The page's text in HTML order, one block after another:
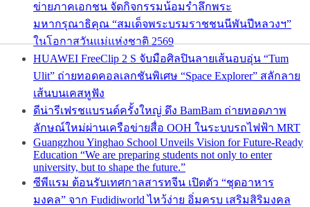
ข่ายภาคเอกชน จัดกิจกรรมน้อมรำลึกพระ
มหากรุณาธิคุณ “สมเด็จพระบรมราชชนนีพันปีหลวงฯ”
ในโอกาสวันแม่แห่งชาติ 2569
HUAWEI FreeClip 2 S จับมือศิลปินลายเส้นอบอุ่น “Tum
Ulit” ถ่ายทอดคอลเลกชันพิเศษ “Space Explorer” สลักลาย
เส้นบนเคสหูฟัง
ดีน่ารีเฟรชแบรนด์ครั้งใหญ่ ดึง BamBam ถ่ายทอดภาพ
ลักษณ์ใหม่ผ่านเครือข่ายสื่อ OOH ในระบบรถไฟฟ้า MRT
Guangzhou Yinghao School Unveils Vision for Future-Ready
Education “We are preparing students not only to enter
university, but to shape the future.”
ซีพีแรม ต้อนรับเทศกาลสารทจีน เปิดตัว “ชุดอาหาร
มงคล” จาก Fudidiworld ไหว้ง่าย อิ่มครบ เสริมสิริมงคล